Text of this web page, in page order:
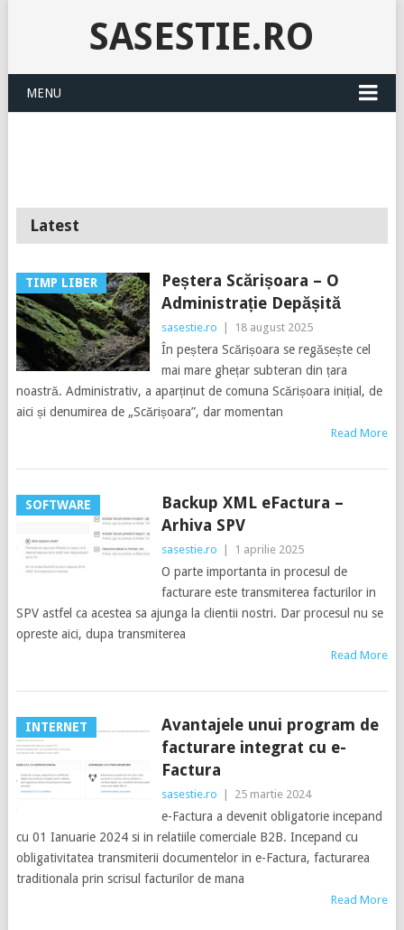
SASESTIE.RO
MENU
Latest
TIMP LIBER
Peștera Scărișoara – O
Administrație Depășită
sasestie.ro 18 august 2025
În peștera Scărișoara se regăsește cel
mai mare ghețar subteran din țara
noastră. Administrativ, a aparținut de comuna Scărișoara inițial, de
aici și denumirea de „Scărișoara”, dar momentan
Read More
SOFTWARE
Backup XML eFactura –
Arhiva SPV
sasestie.ro 1 aprilie 2025
O parte importanta in procesul de
facturare este transmiterea facturilor in
SPV astfel ca acestea sa ajunga la clientii nostri. Dar procesul nu se
opreste aici, dupa transmiterea
Read More
INTERNET
Avantajele unui program de
facturare integrat cu e-
Factura
sasestie.ro 25 martie 2024
e-Factura a devenit obligatorie incepand
cu 01 Ianuarie 2024 si in relatiile comerciale B2B. Incepand cu
obligativitatea transmiterii documentelor in e-Factura, facturarea
traditionala prin scrisul facturilor de mana
Read More